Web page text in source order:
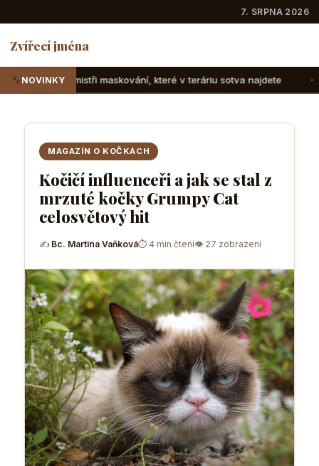
7. SRPNA 2026
Zvířecí jména
NOVINKYkteré v teráriu sotva najdete Suchozemské
MAGAZÍN O KOČKÁCH
Kočičí influenceři a jak se stal z
mrzuté kočky Grumpy Cat
celosvětový hit
✍ Bc. Martina Vaňková⏱ 4 min čtení👁 27 zobrazení